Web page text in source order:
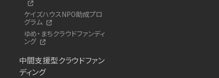
ケイズハウスNPO助成プロ
グラム
ゆめ・まちクラウドファンディ
ング
中間支援型クラウドファン
ディング